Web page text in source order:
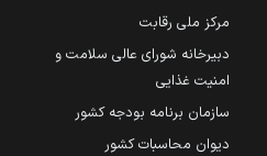
مرکز ملی رقابت
دبیرخانه شورای عالی سلامت و
امنیت غذایی
سازمان برنامه بودجه کشور
دیوان محاسبات کشور